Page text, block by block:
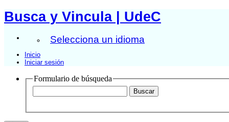
Busca y Vincula | UdeC
Selecciona un idioma
Inicio
Iniciar sesión
Formulario de búsqueda